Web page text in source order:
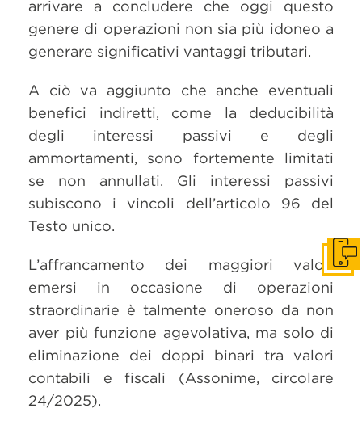
arrivare a concludere che oggi questo
genere di operazioni non sia più idoneo a
generare significativi vantaggi tributari.
A ciò va aggiunto che anche eventuali
benefici indiretti, come la deducibilità
degli interessi passivi e degli
ammortamenti, sono fortemente limitati
se non annullati. Gli interessi passivi
subiscono i vincoli dell’articolo 96 del
Testo unico.
L’affrancamento dei maggiori valori
emersi in occasione di operazioni
straordinarie è talmente oneroso da non
aver più funzione agevolativa, ma solo di
eliminazione dei doppi binari tra valori
contabili e fiscali (Assonime, circolare
24/2025).
Get